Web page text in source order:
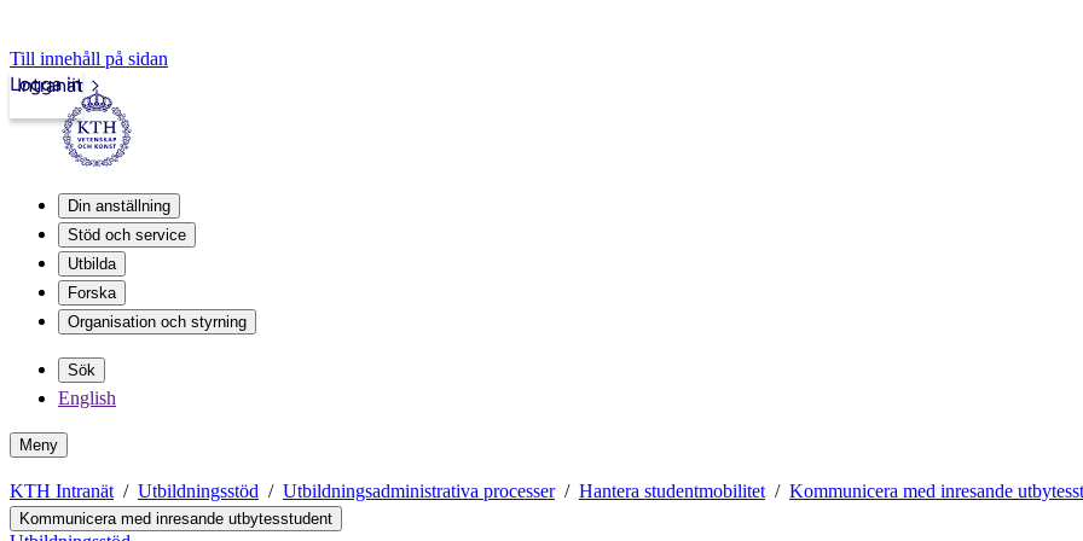
Till innehåll på sidan
Intranät
Logga in
Din anställning
Stöd och service
Utbilda
Forska
Organisation och styrning
Sök
English
Meny
KTH Intranät Utbildningsstöd Utbildningsadministrativa processer Hantera studentmobilitet Kommunicera med inresande
Kommunicera med inresande utbytesstudent